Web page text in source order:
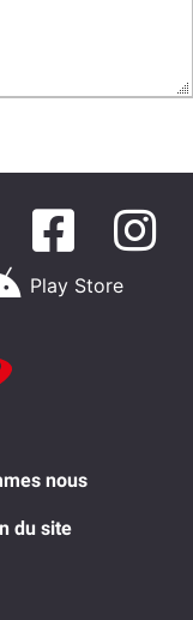
Play Store
nous
du site